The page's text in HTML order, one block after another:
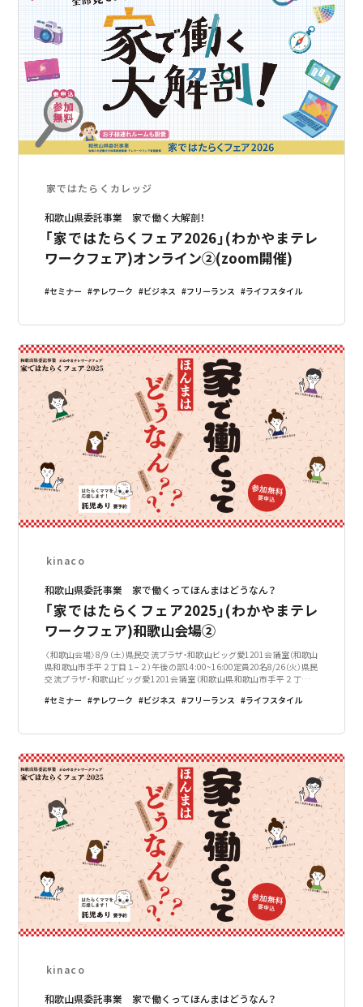
家ではたらくカレッジ
和歌山県委託事業 家で働く大解剖！
「家ではたらくフェア2026」(わかやまテレ
ワークフェア)オンライン②(zoom開催)
セミナー テレワーク ビジネス フリーランス ライフスタイル
kinaco
和歌山県委託事業 家で働くってほんまはどうなん？
「家ではたらくフェア2025」(わかやまテレ
ワークフェア)和歌山会場②
〈和歌山会場〉8/9（土）県民交流プラザ・和歌山ビッグ愛1201会議室（和歌山
県和歌山市手平２丁目１−２）午後の部14:00~16:00定員20名8/26（火）県民
交流プラザ・和歌山ビッグ愛1201会議室（和歌山県和歌山市手平２丁目１
セミナー テレワーク ビジネス フリーランス ライフスタイル
kinaco
和歌山県委託事業 家で働くってほんまはどうなん？